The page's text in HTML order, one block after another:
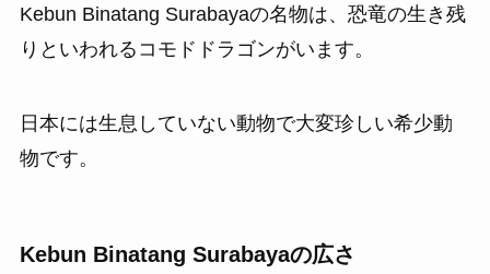
Kebun Binatang Surabayaの名物は、恐竜の生き残
りといわれるコモドドラゴンがいます。
日本には生息していない動物で大変珍しい希少動
物です。
Kebun Binatang Surabayaの広さ